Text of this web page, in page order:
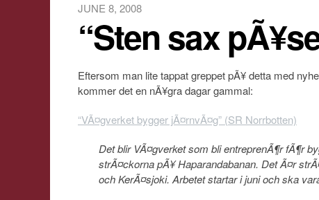
JUNE 8, 2008
“Sten sax
Eftersom man lite tappat greppet pÃ¥ detta med
kommer det en nÃ¥gra dagar gammal:
“VÃ¤gverket bygger jÃ¤rnvÃ¤g” (SR Norrbotten)
Det blir VÃ¤gverket som bli entreprenÃ¶r fÃ¶r
strÃ¤ckorna pÃ¥ Haparandabanan. Det Ã¤r
och KerÃ¤sjoki. Arbetet startar i juni och ska